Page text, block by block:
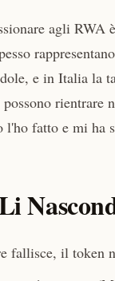
agli RWA
e in Italia la
rientrare
fatto e mi ha
fallisce, il token